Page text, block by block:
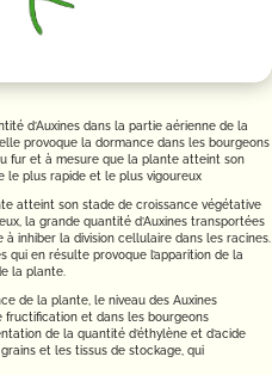
d’Auxines dans la partie aérienne de la
provoque la dormance dans les bourgeons
fur et à mesure que la plante atteint son
le plus rapide et le plus vigoureux
atteint son stade de croissance végétative
la grande quantité d’Auxines transportées
inhiber la division cellulaire dans les racines.
qui en résulte provoque l’apparition de la
la plante.
de la plante, le niveau des Auxines
fructification et dans les bourgeons
de la quantité d’éthylène et d’acide
et les tissus de stockage, qui